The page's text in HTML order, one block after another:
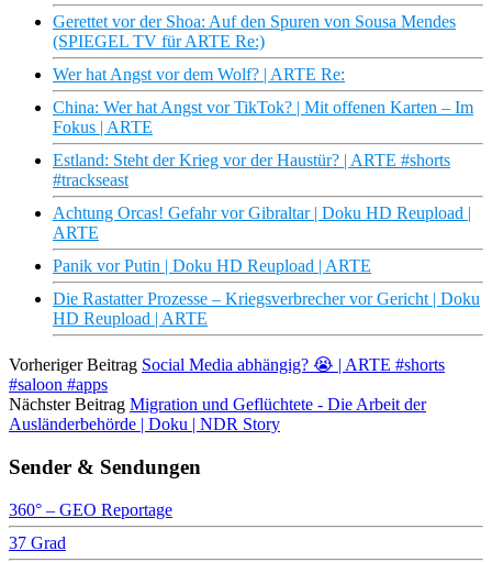
Gerettet vor der Shoa: Auf den Spuren von Sousa Mendes
(SPIEGEL TV für ARTE Re:)
Wer hat Angst vor dem Wolf? | ARTE Re:
China: Wer hat Angst vor TikTok? | Mit offenen Karten – Im
Fokus | ARTE
Estland: Steht der Krieg vor der Haustür? | ARTE #shorts
#trackseast
Achtung Orcas! Gefahr vor Gibraltar | Doku HD Reupload |
ARTE
Panik vor Putin | Doku HD Reupload | ARTE
Die Rastatter Prozesse – Kriegsverbrecher vor Gericht | Doku
HD Reupload | ARTE
Vorheriger Beitrag Social Media abhängig? 😭 | ARTE #shorts
#saloon #apps
Nächster Beitrag Migration und Geflüchtete - Die Arbeit der
Ausländerbehörde | Doku | NDR Story
Sender & Sendungen
360° – GEO Reportage
37 Grad